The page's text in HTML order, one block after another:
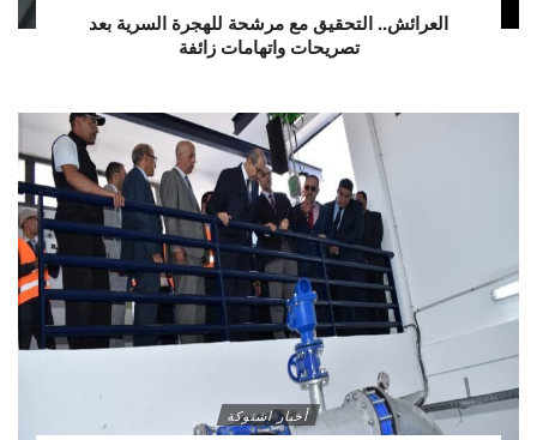
العرائش.. التحقيق مع مرشحة للهجرة السرية بعد
تصريحات واتهامات زائفة
أخبار اشتوكة